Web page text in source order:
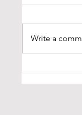
Write a